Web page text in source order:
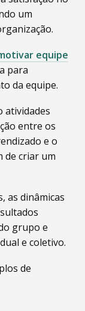
um
equipe
para
da equipe.
atividades
entre os
e o
de criar um
as dinâmicas
grupo e
e coletivo.
de